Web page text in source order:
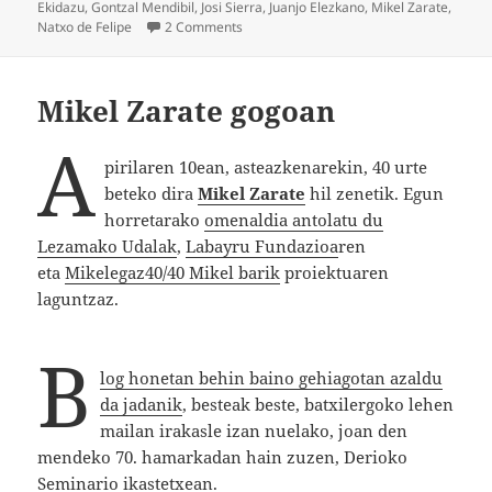
on
Ekidazu,Gontzal Mendibil, Josi Sierra, Juanjo Elezkano, Mikel Zarate,
Natxo de Felipe
2 Comments
Mikel Zarate gogoan
A pirilaren 10ean, asteazkenarekin, 40 urte
beteko dira Mikel Zarate hil zenetik. Egun
horretarako omenaldia antolatu du
Lezamako Udalak,Labayru Fundazioaren
etaMikelegaz40/40 Mikel barik proiektuaren
laguntzaz.
B log honetan behin baino gehiagotan azaldu
da jadanik, besteak beste, batxilergoko lehen
mailan irakasle izan nuelako, joan den
mendeko 70. hamarkadan hain zuzen, Derioko
Seminario ikastetxean.